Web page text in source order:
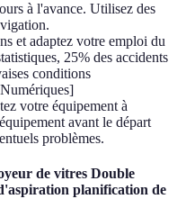
à l'avance. Utilisez des
et adaptez votre emploi du
25% des accidents
conditions
votre équipement à
avant le départ
problèmes.
de vitres Double
planification de